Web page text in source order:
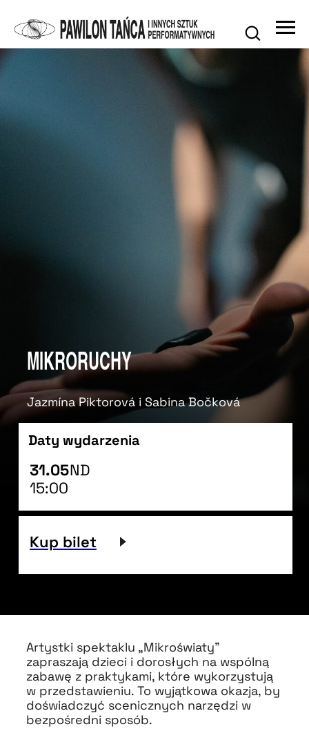
31.05ND
15:00
Kup bilet
Daty wydarzenia
Jazmína Piktorová i Sabina Bočková
Mikroruchy
Artystki spektaklu „Mikroświaty”
zapraszają dzieci i dorosłych na wspólną
zabawę z praktykami, które wykorzystują
w przedstawieniu. To wyjątkowa okazja, by
doświadczyć scenicznych narzędzi w
bezpośredni sposób.